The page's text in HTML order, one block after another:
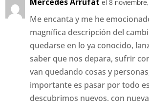
el 8
Me encanta y me he
magnífica descripción del
quedarse en lo ya conocido,
saber que nos depara, sufrir
van quedando cosas y
importante es pasar por todo
descubrimos nuevos, con